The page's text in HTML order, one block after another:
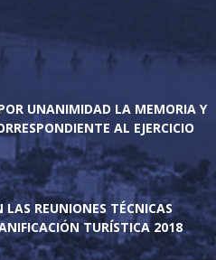
UNANIMIDAD LA MEMORIA Y
AL EJERCICIO
REUNIONES TÉCNICAS
TURÍSTICA 2018